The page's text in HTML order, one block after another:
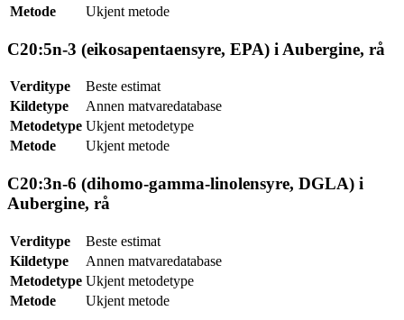
Metode
Ukjent metode
C20:5n-3 (eikosapentaensyre, EPA) i Aubergine, rå
Verditype
Beste estimat
Kildetype
Annen matvaredatabase
Metodetype Ukjent metodetype
Metode
Ukjent metode
C20:3n-6 (dihomo-gamma-linolensyre, DGLA) i
Aubergine, rå
Verditype
Beste estimat
Kildetype
Annen matvaredatabase
Metodetype Ukjent metodetype
Metode
Ukjent metode